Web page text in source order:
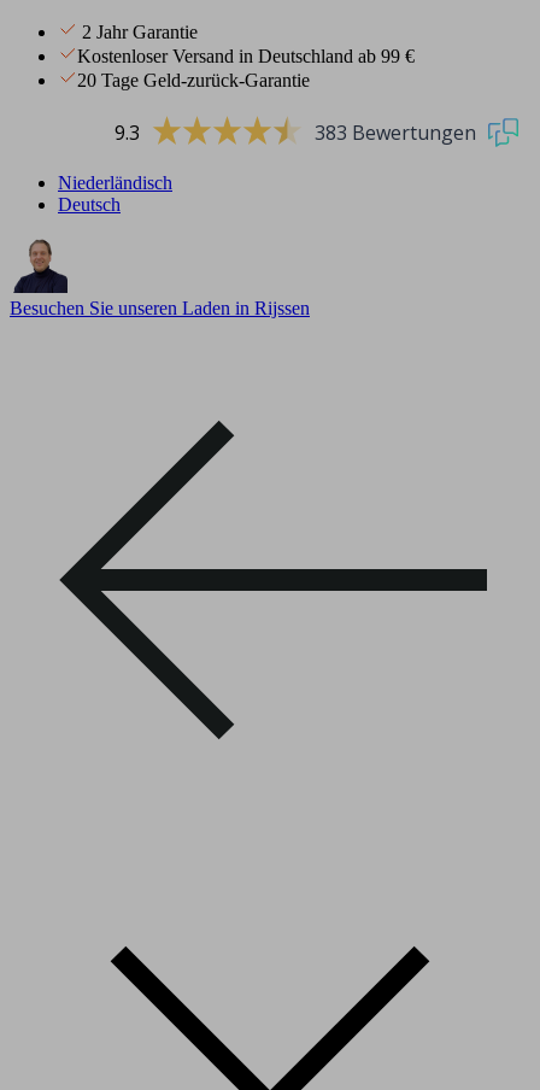
2 Jahr Garantie
Kostenloser Versand in Deutschland ab 99 €
20 Tage Geld-zurück-Garantie
9.3 383 Bewertungen
Niederländisch
Deutsch
Besuchen Sie unseren Laden in Rijssen